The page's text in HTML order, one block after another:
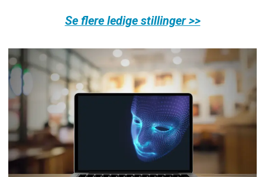
Se flere ledige stillinger >>